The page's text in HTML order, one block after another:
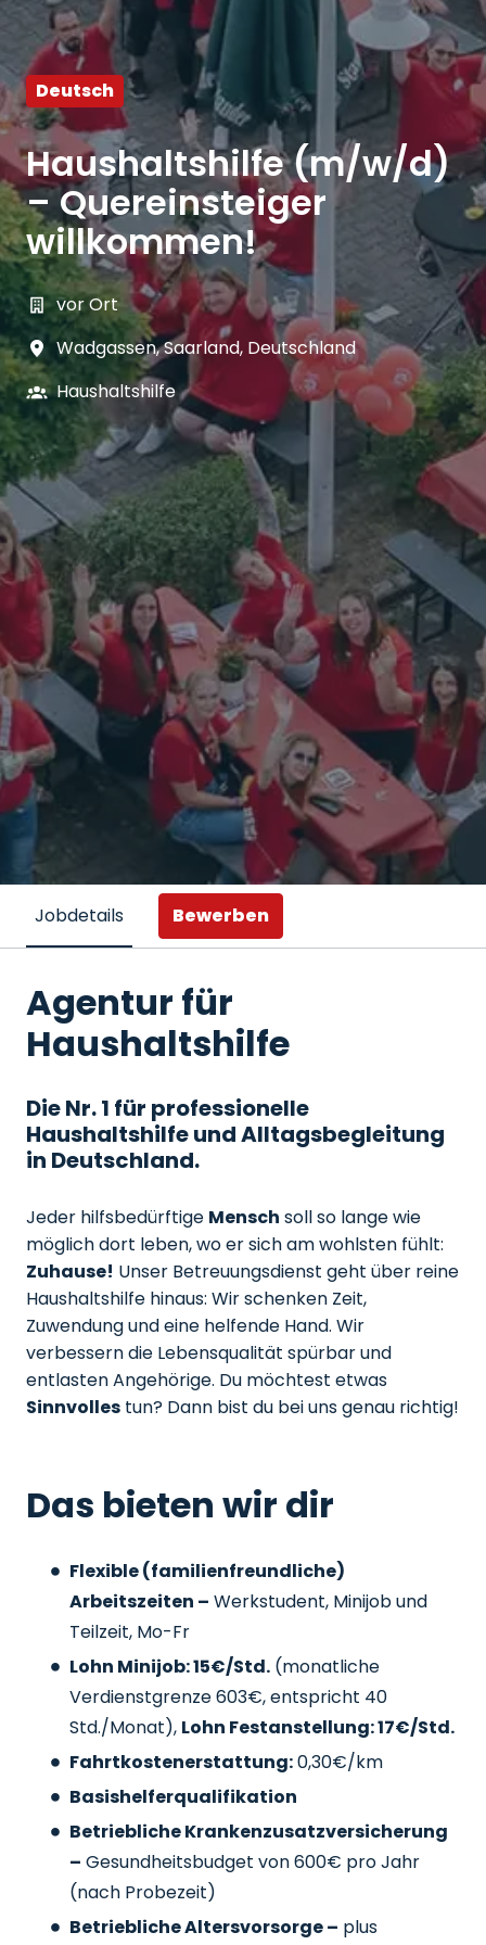
Deutsch
Haushaltshilfe (m/w/d)
– Quereinsteiger
willkommen!
vor Ort
Wadgassen,Saarland, Deutschland
Haushaltshilfe
Jobdetails Bewerben
Agentur für
Haushaltshilfe
Die Nr. 1 für professionelle
Haushaltshilfe und Alltagsbegleitung
in Deutschland.
Jeder hilfsbedürftige Mensch soll so lange wie
möglich dort leben, wo er sich am wohlsten fühlt:
Zuhause! Unser Betreuungsdienst geht über reine
Haushaltshilfe hinaus: Wir schenken Zeit,
Zuwendung und eine helfende Hand. Wir
verbessern die Lebensqualität spürbar und
entlasten Angehörige. Du möchtest etwas
Sinnvolles tun? Dann bist du bei uns genau richtig!
Das bieten wir dir
Flexible (familienfreundliche)
Arbeitszeiten – Werkstudent, Minijob und
Teilzeit, Mo-Fr
Lohn Minijob: 15€/Std. (monatliche
Verdienstgrenze 603€, entspricht 40
Std./Monat), Lohn Festanstellung: 17€/Std.
Fahrtkostenerstattung:0,30€/km
Basishelferqualifikation
Betriebliche Krankenzusatzversicherung
– Gesundheitsbudget von 600€ pro Jahr
(nach Probezeit)
Betriebliche Altersvorsorge – plus